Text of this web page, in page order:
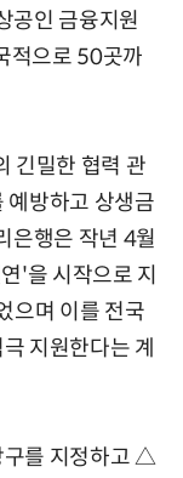
공인 금융지원
적으로 50곳까
긴밀한 협력 관
예방하고 상생금
은행은 작년 4월
'을 시작으로 지
으며 이를 전국
지원한다는 계
구를 지정하고 △